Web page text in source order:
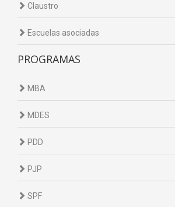
Claustro
Escuelas asociadas
PROGRAMAS
MBA
MDES
PDD
PJP
SPF